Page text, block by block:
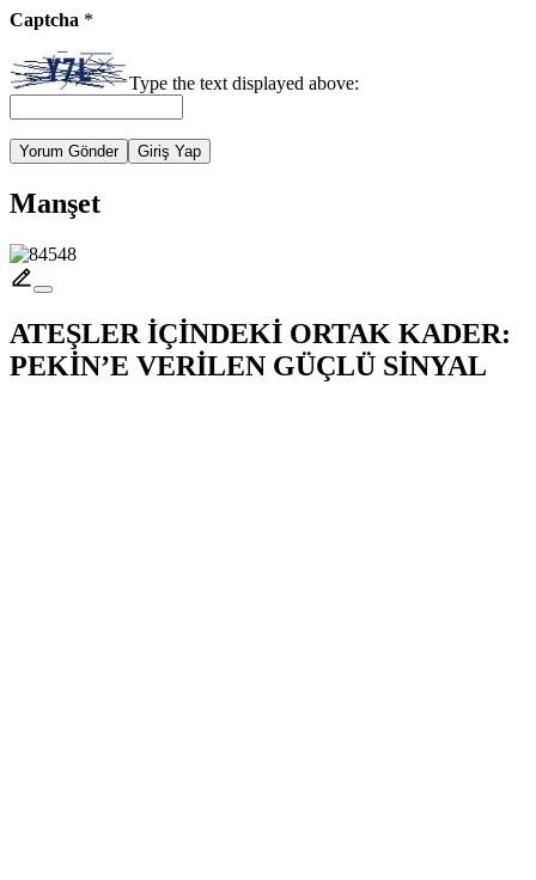
Captcha *
Type the text displayed above:
Yorum Gönder Giriş Yap
Manşet
ATEŞLER İÇİNDEKİ ORTAK KADER:
PEKİN’E VERİLEN GÜÇLÜ SİNYAL